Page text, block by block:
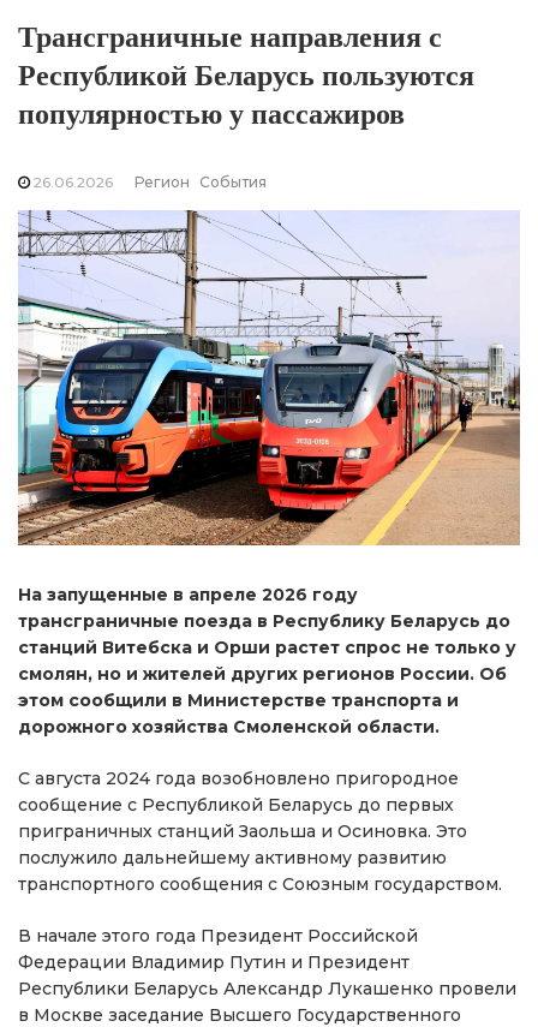
Трансграничные направления с
Республикой Беларусь пользуются
популярностью у пассажиров
26.06.2026 Регион События
На запущенные в апреле 2026 году
трансграничные поезда в Республику Беларусь до
станций Витебска и Орши растет спрос не только у
смолян, но и жителей других регионов России. Об
этом сообщили в Министерстве транспорта и
дорожного хозяйства Смоленской области.
С августа 2024 года возобновлено пригородное
сообщение с Республикой Беларусь до первых
приграничных станций Заольша и Осиновка. Это
послужило дальнейшему активному развитию
транспортного сообщения с Союзным государством.
В начале этого года Президент Российской
Федерации Владимир Путин и Президент
Республики Беларусь Александр Лукашенко провели
в Москве заседание Высшего Государственного